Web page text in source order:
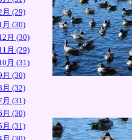
月 (29)
月 (30)
月 (30)
月 (29)
月 (31)
月 (30)
月 (32)
月 (31)
月 (30)
月 (31)